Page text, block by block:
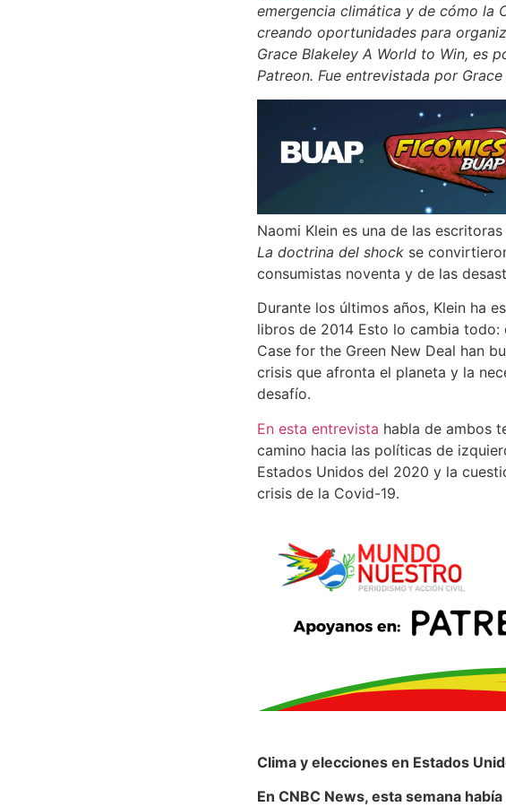
emergencia climática y de cómo la
creando oportunidades para
Grace Blakeley A World to Win, es
Patreon. Fue entrevistada por Grace
Naomi Klein es una de las
La doctrina del shock se
consumistas noventa y de las
Durante los últimos años, Klein ha
libros de 2014 Esto lo cambia
Case for the Green New Deal han
crisis que afronta el planeta y la
desafío.
En esta entrevista habla de ambos
camino hacia las políticas de
Estados Unidos del 2020 y la
crisis de la Covid-19.
Clima y elecciones en Estados
En CNBC News, esta semana